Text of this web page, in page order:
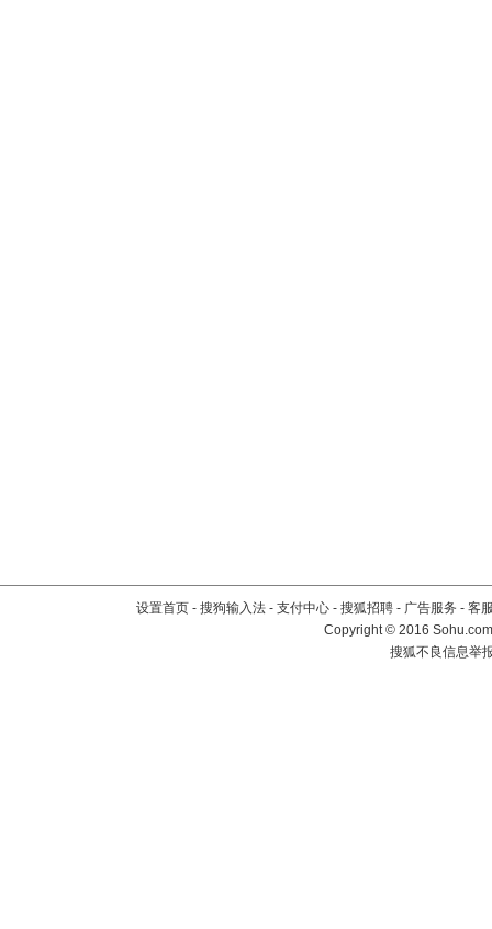
设置首页 - 搜狗输入法 - 支付中心 - 搜狐招聘 - 广告服务 - 客
Copyright©2016
搜狐不良信息举